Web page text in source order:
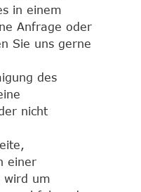
in einem
Anfrage oder
Sie uns gerne
des
nicht
einer
wird um